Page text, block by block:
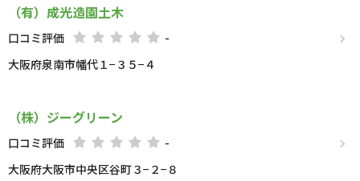
（有）成光造園土木
口コミ評価
-
大阪府泉南市幡代１−３５−４
（株）ジーグリーン
口コミ評価
-
大阪府大阪市中央区谷町３−２−８